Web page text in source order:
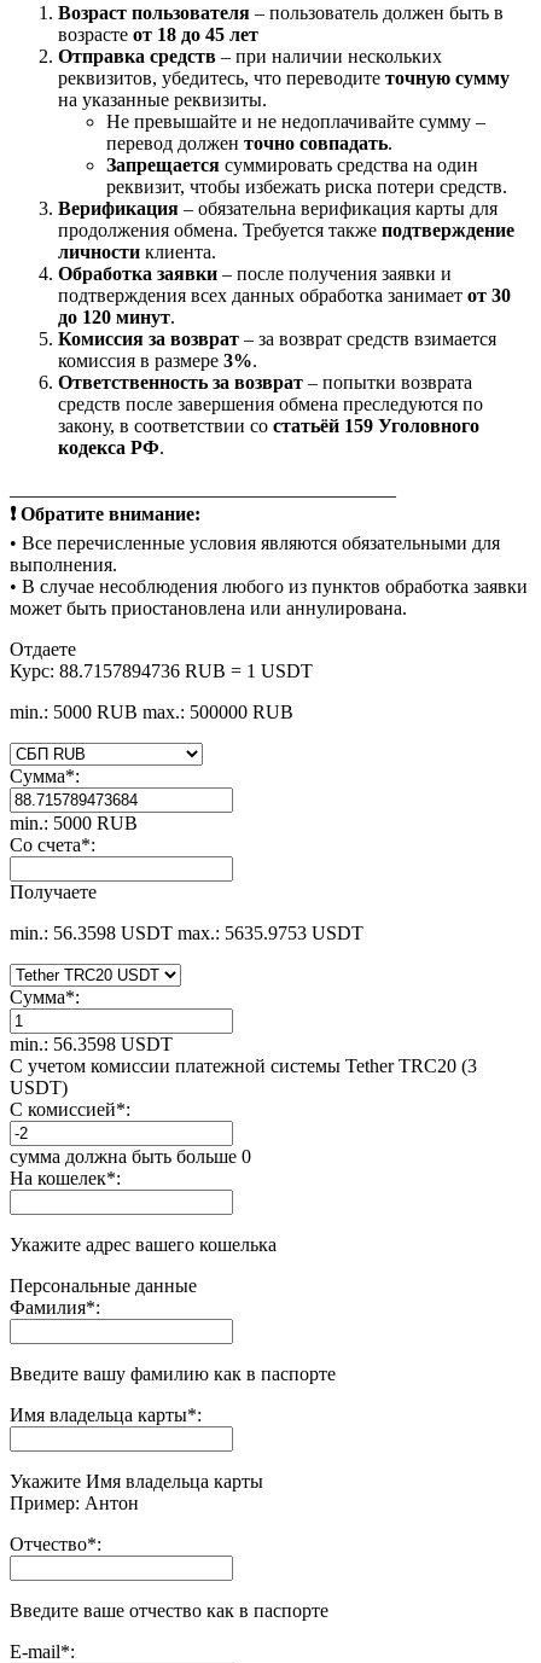
Возраст пользователя – пользователь должен быть в
возрасте от 18 до 45 лет
Отправка средств – при наличии нескольких
реквизитов, убедитесь, что переводите точную сумму
на указанные реквизиты.
Не превышайте и не недоплачивайте сумму –
перевод должен точно совпадать.
Запрещается суммировать средства на один
реквизит, чтобы избежать риска потери средств.
Верификация – обязательна верификация карты для
продолжения обмена. Требуется также подтверждение
личности клиента.
Обработка заявки – после получения заявки и
подтверждения всех данных обработка занимает от 30
до 120 минут.
Комиссия за возврат – за возврат средств взимается
комиссия в размере 3%.
Ответственность за возврат – попытки возврата
средств после завершения обмена преследуются по
закону, в соответствии со статьёй 159 Уголовного
кодекса РФ.
❗ Обратите внимание:
• Все перечисленные условия являются обязательными для
выполнения.
• В случае несоблюдения любого из пунктов обработка заявки
может быть приостановлена или аннулирована.
Отдаете
Курс: 88.7157894736 RUB = 1 USDT
min.: 5000 RUB max.: 500000 RUB
Сумма*:
min.: 5000 RUB
Со счета*:
Получаете
min.: 56.3598 USDT max.: 5635.9753 USDT
Сумма*:
min.: 56.3598 USDT
С учетом комиссии платежной системы Tether TRC20 (3
USDT)
С комиссией*:
сумма должна быть больше 0
На кошелек*:
Укажите адрес вашего кошелька
Персональные данные
Фамилия*:
Введите вашу фамилию как в паспорте
Имя владельца карты*:
Укажите Имя владельца карты
Пример: Антон
Отчество*:
Введите ваше отчество как в паспорте
E-mail*: